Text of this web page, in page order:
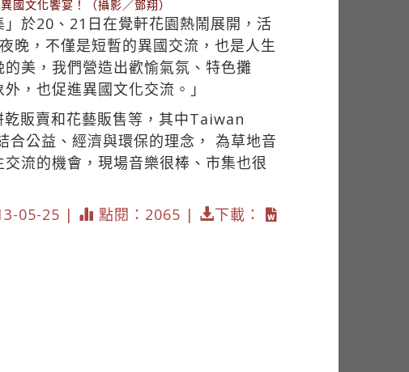
國文化饗宴！（攝影／鄧翔）
於20、21日在覺軒花園熱鬧展開，活
晚，不僅是短暫的異國交流，也是人生
美，我們營造出歡愉氣氛、特色攤
，也促進異國文化交流。」
販賣和花藝販售等，其中Taiwan
公益、經濟與環保的理念， 為草地音
流的機會，現場音樂很棒、市集也很
05-25 | 點閱：2065 | 下載：